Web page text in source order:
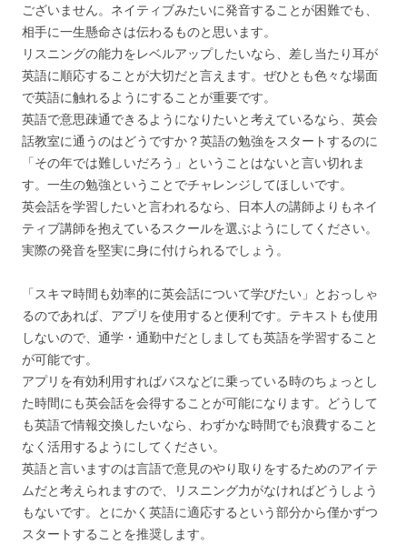
ございません。ネイティブみたいに発音することが困難でも、
相手に一生懸命さは伝わるものと思います。
リスニングの能力をレベルアップしたいなら、差し当たり耳が
英語に順応することが大切だと言えます。ぜひとも色々な場面
で英語に触れるようにすることが重要です。
英語で意思疎通できるようになりたいと考えているなら、英会
話教室に通うのはどうですか？英語の勉強をスタートするのに
「その年では難しいだろう」ということはないと言い切れま
す。一生の勉強ということでチャレンジしてほしいです。
英会話を学習したいと言われるなら、日本人の講師よりもネイ
ティブ講師を抱えているスクールを選ぶようにしてください。
実際の発音を堅実に身に付けられるでしょう。
「スキマ時間も効率的に英会話について学びたい」とおっしゃ
るのであれば、アプリを使用すると便利です。テキストも使用
しないので、通学・通勤中だとしましても英語を学習すること
が可能です。
アプリを有効利用すればバスなどに乗っている時のちょっとし
た時間にも英会話を会得することが可能になります。どうして
も英語で情報交換したいなら、わずかな時間でも浪費すること
なく活用するようにしてください。
英語と言いますのは言語で意見のやり取りをするためのアイテ
ムだと考えられますので、リスニング力がなければどうしよう
もないです。とにかく英語に適応するという部分から僅かずつ
スタートすることを推奨します。